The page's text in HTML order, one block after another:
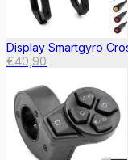
Display Smartgyro
€40,90